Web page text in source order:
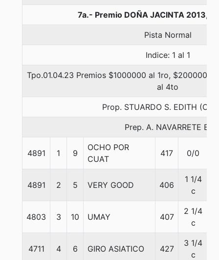
7a.- Premio DOÑA JACINTA 2013,
Pista Normal
Indice: 1 al 1
Tpo.01.04.23 Premios $1000000 al 1ro, $200000
al 4to
Prop. STUARDO S. EDITH
Prep. A. NAVARRETE B.
4891 1 9
OCHO POR
CUAT
417 0/0
4891 2 5 VERY GOOD 406
1 1/4
c
4803 3 10 UMAY 407
2 1/4
c
4711 4 6 GIRO ASIATICO 427
3 1/4
c